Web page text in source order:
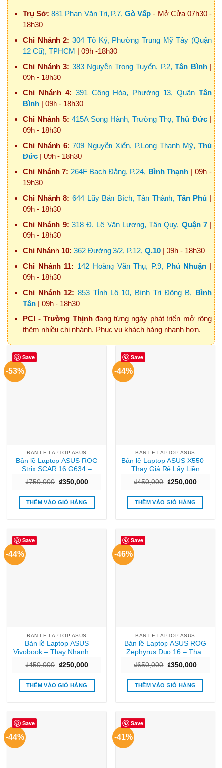
Trụ Sở: 881 Phan Văn Trị, P.7,Gò Vấp - Mở Cửa 07h30 -
18h30
Chi Nhánh 2: 304 Tô Ký, Phường Trung Mỹ Tây (Quận
12 Cũ), TPHCM | 09h -18h30
Chi Nhánh 3: 383 Nguyễn Trọng Tuyển, P.2, Tân Bình|
09h - 18h30
Chi Nhánh 4: 391 Cộng Hòa, Phường 13, Quận Tân
Bình | 09h - 18h30
Chi Nhánh 5: 415A Song Hành, Trường Thọ,Thủ Đức|
09h - 18h30
Chi Nhánh 6: 709 Nguyễn Xiển, P.Long Thạnh Mỹ, Thủ
Đức | 09h - 18h30
Chi Nhánh 7: 264F Bạch Đằng, P.24, Bình Thạnh | 09h -
19h30
Chi Nhánh 8: 644 Lũy Bán Bích, Tân Thành, Tân Phú |
09h - 18h30
Chi Nhánh 9: 318 Đ. Lê Văn Lương, Tân Quy, Quận 7|
09h - 18h30
Chi Nhánh 10: 362 Đường 3/2, P.12, Q.10 | 09h - 18h30
Chi Nhánh 11: 142 Hoàng Văn Thụ, P.9, Phú Nhuận |
09h - 18h30
Chi Nhánh 12: 853 Tỉnh Lộ 10, Bình Trị Đông B, Bình
Tân | 09h - 18h30
PCI - Trường Thịnhđang từng ngày phát triển mở rộng
thêm nhiều chi nhánh. Phục vụ khách hàng nhanh hơn.
Save
-53%
BẢN LỀ LAPTOP ASUS
Bản lề Laptop ASUS ROG
Strix SCAR 16 G634 –
Uy tín
₫750,000 Giá
là:
₫750,000.
₫350,000Giá
tại
₫350,000.
THÊM VÀO GIỎ HÀNG
Save
-44%
BẢN LỀ LAPTOP ASUS
Bản lề Laptop ASUS X550 –
Thay Giá Rẻ Lấy Liền
₫450,000 Giá
là:
₫450,000.
₫250,000Giá
tại
THÊM VÀO GIỎ HÀNG
Save
-44%
BẢN LỀ LAPTOP ASUS
Bản lề Laptop ASUS
Vivobook – Thay Nhanh Tại
Cửa Hàng TPHCM
₫450,000 Giá
là:
₫450,000.
₫250,000Giá
tại
₫250,000.
THÊM VÀO GIỎ HÀNG
Save
-46%
BẢN LỀ LAPTOP ASUS
Bản lề Laptop ASUS ROG
Zephyrus Duo 16 – Thay
mới lấy ngay TPHCM
₫650,000 Giá
là:
₫650,000.
₫350,000Giá
tại
THÊM VÀO GIỎ HÀNG
Save
-44%
Save
-41%